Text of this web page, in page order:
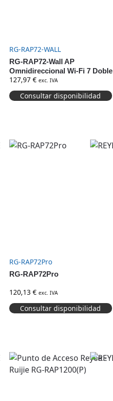
RG-RAP72-WALL
RG-RAP72-Wall AP
Omnidireccional Wi-Fi 7 Doble
radio para montaje en pared
127,97 € exc. IVA
Consultar disponibilidad
RG-RAP72Pro
RG-RAP72Pro
120,13 € exc. IVA
Consultar disponibilidad